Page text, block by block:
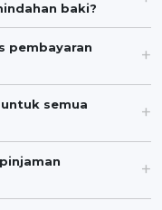
baki?
pembayaran
semua